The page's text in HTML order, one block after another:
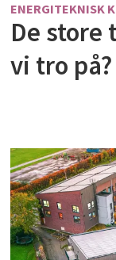
ENERGITEKNISK
De store
vi tro på?